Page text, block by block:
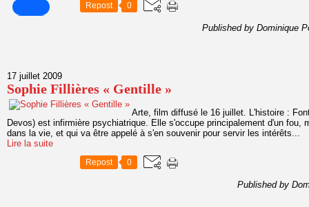
Repost 0
Published by Dominique
17 juillet 2009
Sophie Fillières « Gentille »
Arte, film diffusé le 16 juillet. L'histoire :
Devos) est infirmière psychiatrique. Elle s'occupe principalement d'un fou,
dans la vie, et qui va être appelé à s'en souvenir pour servir les intérêts...
Lire la suite
Repost 0
Published by